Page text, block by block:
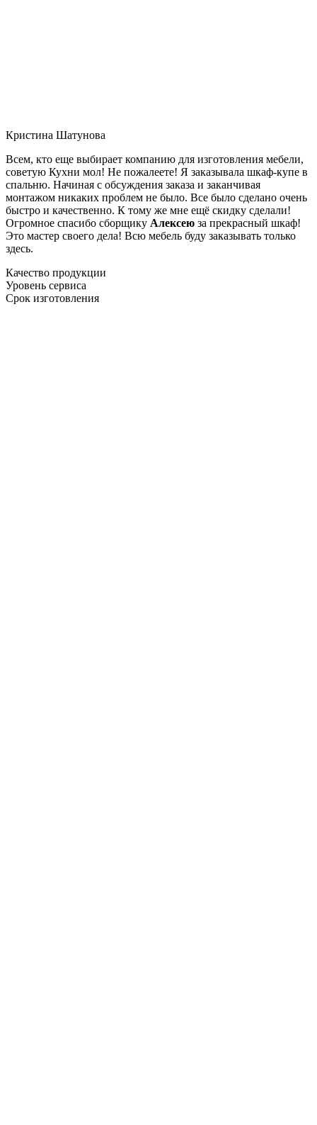
Кристина Шатунова
Всем, кто еще выбирает компанию для изготовления мебели,
советую Кухни мол! Не пожалеете! Я заказывала шкаф-купе в
спальню. Начиная с обсуждения заказа и заканчивая
монтажом никаких проблем не было. Все было сделано очень
быстро и качественно. К тому же мне ещё скидку сделали!
Огромное спасибо сборщику Алексею за прекрасный шкаф!
Это мастер своего дела! Всю мебель буду заказывать только
здесь.
Качество продукции
Уровень сервиса
Срок изготовления